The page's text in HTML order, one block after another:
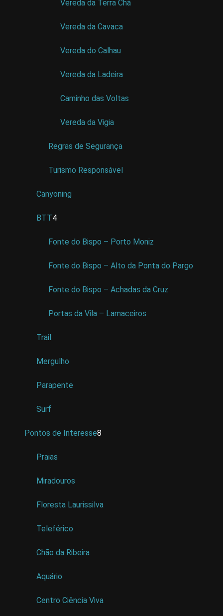
Vereda da Terra Chã
Vereda da Cavaca
Vereda do Calhau
Vereda da Ladeira
Caminho das Voltas
Vereda da Vigia
Regras de Segurança
Turismo Responsável
Canyoning
BTT4
Fonte do Bispo – Porto Moniz
Fonte do Bispo – Alto da Ponta do Pargo
Fonte do Bispo – Achadas da Cruz
Portas da Vila – Lamaceiros
Trail
Mergulho
Parapente
Surf
Pontos de Interesse8
Praias
Miradouros
Floresta Laurissilva
Teleférico
Chão da Ribeira
Aquário
Centro Ciência Viva